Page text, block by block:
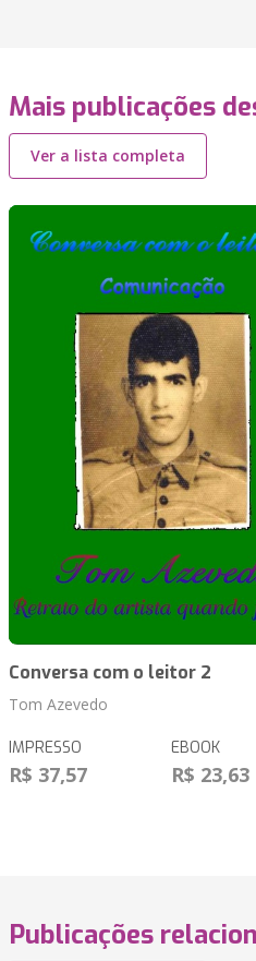
Mais publicações
Ver a lista completa
Conversa com o leitor 2
Tom Azevedo
IMPRESSO
R$ 37,57
EBOOK
R$ 23,63
Publicações